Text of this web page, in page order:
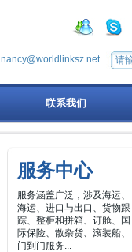
nancy@worldlinksz.net
联系我们
服务中心
服务涵盖广泛，涉及海运、
海运、进口与出口、货物跟
踪、整柜和拼箱、订舱、国
际保险、散杂货、滚装船、
门到门服务...